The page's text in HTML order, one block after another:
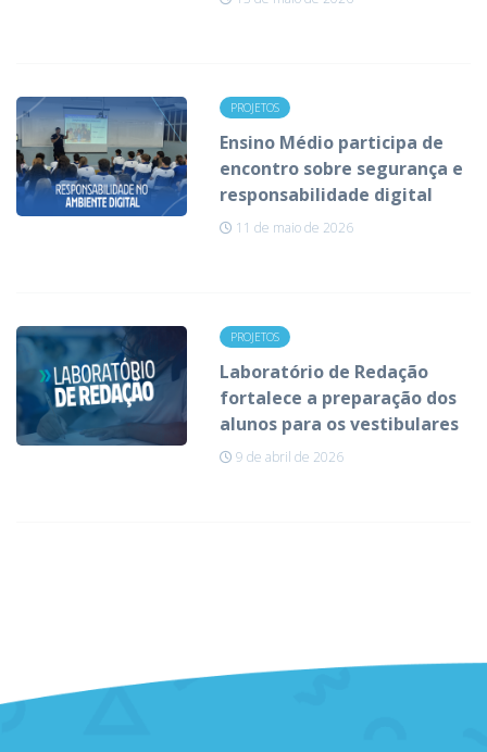
PROJETOS
Ensino Médio participa de
encontro sobre segurança e
responsabilidade digital
11 de maio de 2026
PROJETOS
Laboratório de Redação
fortalece a preparação dos
alunos para os vestibulares
9 de abril de 2026